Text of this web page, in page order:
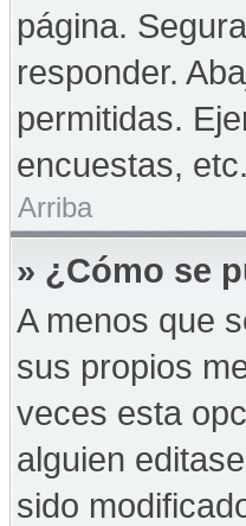
página.
responder.
permitidas.
encuestas, etc.
Arriba
» ¿Cómo se
A menos que
sus propios
veces esta
alguien
sido